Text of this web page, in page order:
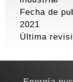
Fecha de
2021
Última